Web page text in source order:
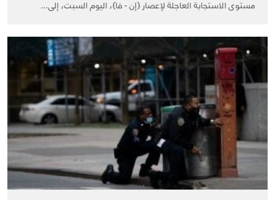
مستوى الاستجابة العاجلة لإعصار (إن - فا)، اليوم السبت، إلى...